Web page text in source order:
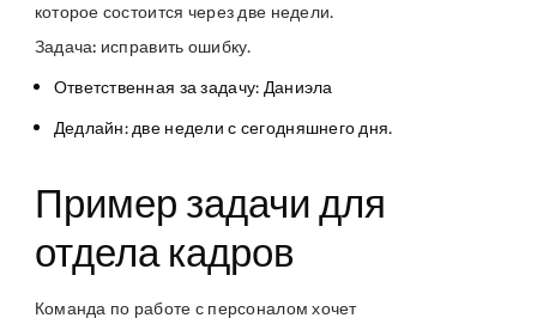
которое состоится через две недели.
Задача: исправить ошибку.
Ответственная за задачу: Даниэла
Дедлайн: две недели с сегодняшнего дня.
Пример задачи для
отдела кадров
Команда по работе с персоналом хочет